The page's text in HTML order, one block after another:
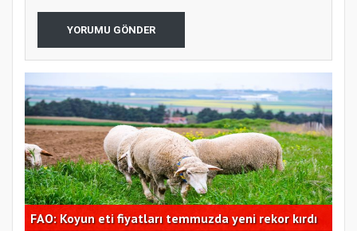
YORUMU GÖNDER
FAO: Dünya gıda fiyat endeksi temmuzda yüzde 0,6
yükseldi